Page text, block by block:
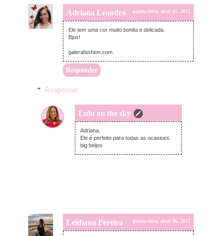
Adriana Leandro quarta-feira, abril 05, 2017
Ele tem uma cor muito bonita e delicada.
Bjus!
galerafashion.com
Responder
Respostas
Lulu on the sky
quinta-feira, abril 06, 2017
Adriana,
Ele é perfeito para todas as ocasioes.
big beijos
Leidiana Pereira quinta-feira, abril 06, 2017